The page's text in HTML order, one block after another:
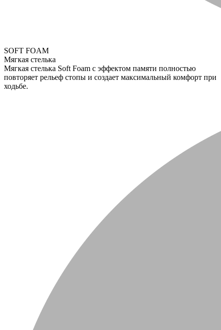
SOFT FOAM
Мягкая стелька
Мягкая стелька Soft Foam с эффектом памяти полностью
повторяет рельеф стопы и создает максимальный комфорт при
ходьбе.